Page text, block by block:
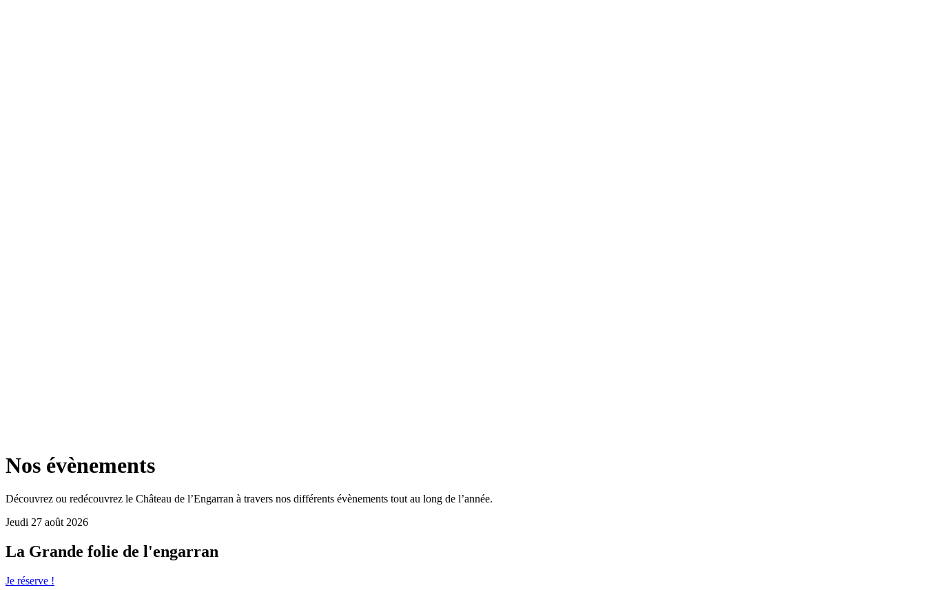
Nos évènements
Découvrez ou redécouvrez le Château de l’Engarran à travers nos différents évènements tout au long de l’année.
Jeudi 27 août 2026
La Grande folie de l'engarran
Je réserve !